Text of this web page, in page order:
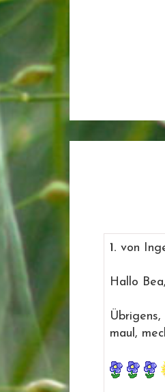
1. von
Hallo
maul,